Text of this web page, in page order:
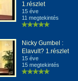
1.részlet
15 éve
11 megtekintés
Nicky Gumbel :
Elavult? 1.részlet
15 éve
15 megtekintés